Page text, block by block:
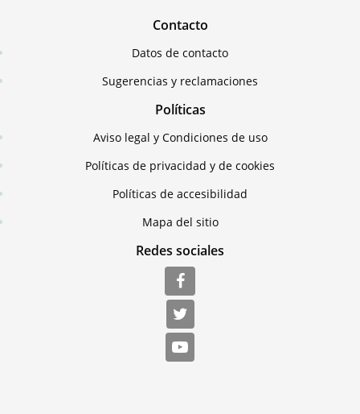
Contacto
Datos de contacto
Sugerencias y reclamaciones
Políticas
Aviso legal y Condiciones de uso
Políticas de privacidad y de cookies
Políticas de accesibilidad
Mapa del sitio
Redes sociales